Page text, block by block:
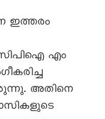
ഇത്തരം
സിപിഐ എം
അതിനെ